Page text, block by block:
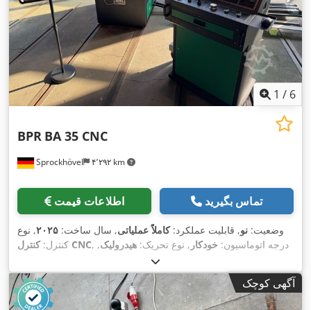
1 / 6
Sprockhövel ۴٬۲۹۲ km
BPR BA 35 CNC
اطلاعات قیمت تماس بگیرید
وضعیت: نو, قابلیت عملکرد:کاملاً عملیاتی, سال ساخت: ۲۰۲۵, نوع
کنترل: کنترل CNC , درجه اتوماسیون: خودکار , نوع تحریک: هیدرولیک,
۳۵ میلی‌متر
۳۰ دور/دقیقه
, وزن کل:۴۹۰ کیلوگرم , قدرت:
۱٫۵ کیلووات (۲٫۰۴
اسب بخار)
, ولتاژ ورودی: ۴۰۰ V , فرکانس ورودی:
, مدت
گارانتی:۱۲ ماه‌ها , تجهیزات: مستندات / راهنما, نشان CE,
آگهی کوچک